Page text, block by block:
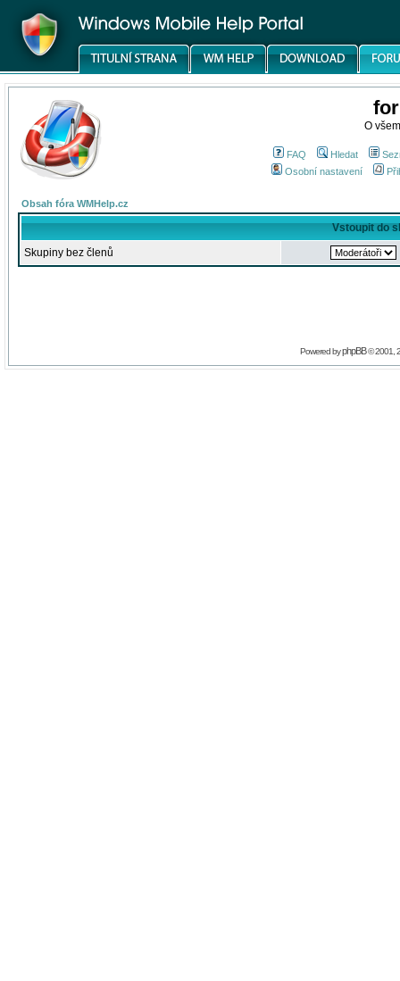
O
FAQ Hledat
Osobní nastavení
Obsah fóra WMHelp.cz
Vstoupit do
Skupiny bez členů
Powered byphpBB© 2001,